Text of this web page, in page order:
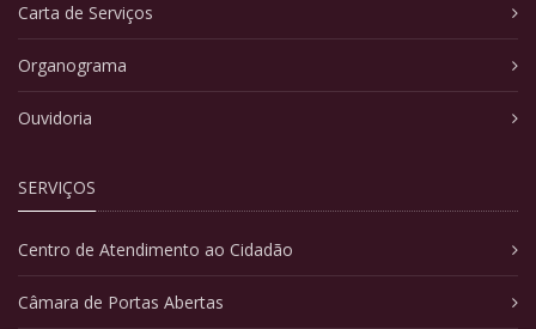
Carta de Serviços
Organograma
Ouvidoria
SERVIÇOS
Centro de Atendimento ao Cidadão
Câmara de Portas Abertas